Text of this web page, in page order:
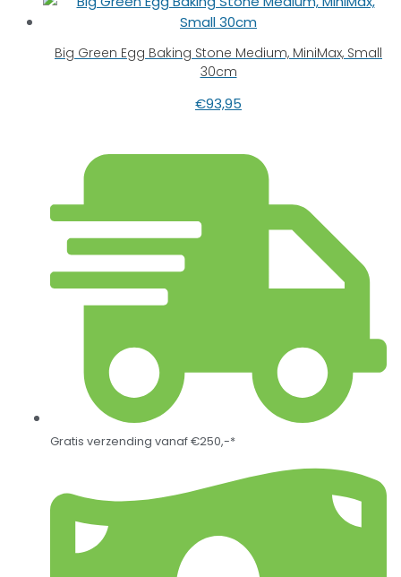
Big Green Egg Baking Stone Medium, MiniMax, Small
30cm
€93,95
Gratis verzending vanaf €250,-*